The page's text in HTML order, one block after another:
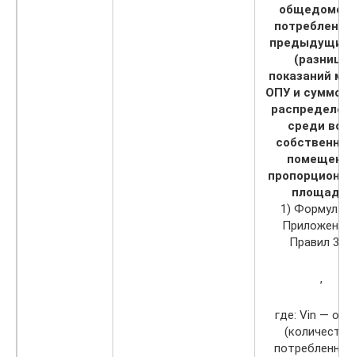
потребление
предыдущий
(разница
показаний
ОПУ и суммой
среди всех
площади)
1) Формула
Приложения
Правил 354:
,
где: Vin —